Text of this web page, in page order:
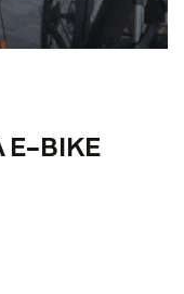
E-BIKE